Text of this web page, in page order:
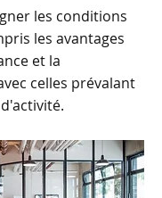
les conditions
les avantages
et la
celles prévalant